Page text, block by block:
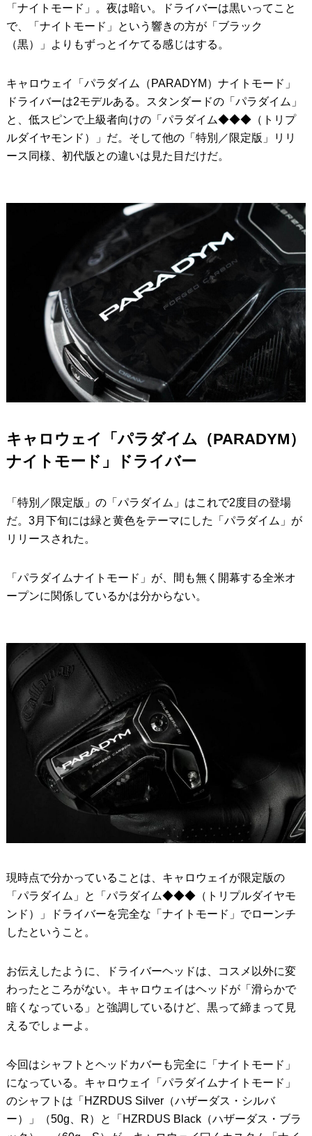
「ナイトモード」。夜は暗い。ドライバーは黒いってこと
で、「ナイトモード」という響きの方が「ブラック
（黒）」よりもずっとイケてる感じはする。
キャロウェイ「パラダイム（PARADYM）ナイトモード」
ドライバーは2モデルある。スタンダードの「パラダイム」
と、低スピンで上級者向けの「パラダイム◆◆◆（トリプ
ルダイヤモンド）」だ。そして他の「特別／限定版」リリ
ース同様、初代版との違いは見た目だけだ。
キャロウェイ「パラダイム（PARADYM）
ナイトモード」ドライバー
「特別／限定版」の「パラダイム」はこれで2度目の登場
だ。3月下旬には緑と黄色をテーマにした「パラダイム」が
リリースされた。
「パラダイムナイトモード」が、間も無く開幕する全米オ
ープンに関係しているかは分からない。
現時点で分かっていることは、キャロウェイが限定版の
「パラダイム」と「パラダイム◆◆◆（トリプルダイヤモ
ンド）」ドライバーを完全な「ナイトモード」でローンチ
したということ。
お伝えしたように、ドライバーヘッドは、コスメ以外に変
わったところがない。キャロウェイはヘッドが「滑らかで
暗くなっている」と強調しているけど、黒って締まって見
えるでしょーよ。
今回はシャフトとヘッドカバーも完全に「ナイトモード」
になっている。キャロウェイ「パラダイムナイトモード」
のシャフトは「HZRDUS Silver（ハザーダス・シルバ
ー）」（50g、R）と「HZRDUS Black（ハザーダス・ブラ